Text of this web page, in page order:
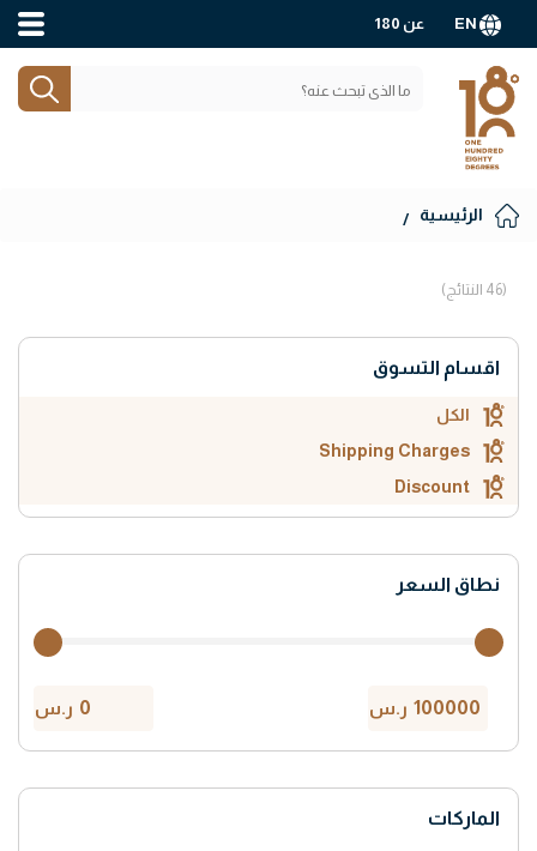
عن 180
الرئيسية
(46 النتائج)
اقسام التسوق
الكل
Shipping Charges
Discount
نطاق السعر
ر.س ر.س
الماركات